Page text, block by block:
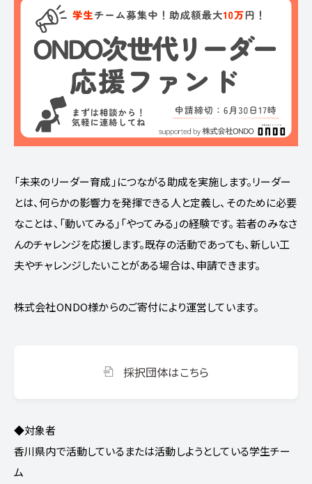
「未来のリーダー育成」につながる助成を実施します。リーダー
とは、何らかの影響力を発揮できる人と定義し、そのために必要
なことは、「動いてみる」「やってみる」の経験です。 若者のみなさ
んのチャレンジを応援します。既存の活動であっても、新しい工
夫やチャレンジしたいことがある場合は、申請できます。
株式会社ONDO様からのご寄付により運営しています。
採択団体はこちら
◆対象者
香川県内で活動しているまたは活動しようとしている学生チー
ム